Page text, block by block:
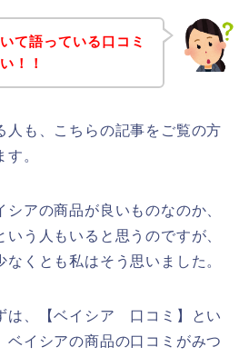
て語っている口コミ
！！
人も、こちらの記事をご覧の方
。
アの商品が良いものなのか、
う人もいると思うのですが、
くとも私はそう思いました。
は、【ベイシア 口コミ】とい
ベイシアの商品の口コミがみつ